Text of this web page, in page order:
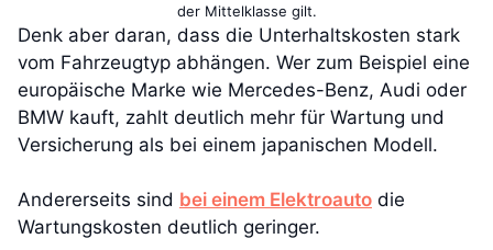
der Mittelklasse gilt.
Denk aber daran, dass die Unterhaltskosten stark
vom Fahrzeugtyp abhängen. Wer zum Beispiel eine
europäische Marke wie Mercedes-Benz, Audi oder
BMW kauft, zahlt deutlich mehr für Wartung und
Versicherung als bei einem japanischen Modell.
Andererseits sind bei einem Elektroauto die
Wartungskosten deutlich geringer.